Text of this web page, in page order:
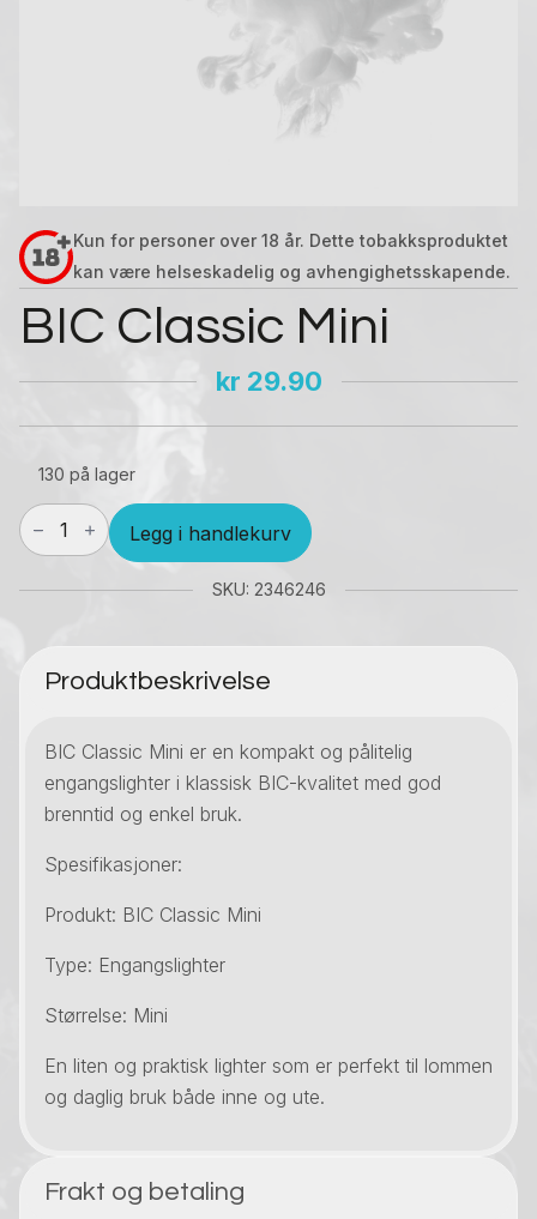
Kun for personer over 18 år. Dette tobakksproduktet
kan være helseskadelig og avhengighetsskapende.
BIC Classic Mini
kr 29.90
130 på lager
Classic
Mini
antall
Legg i handlekurv
SKU: 2346246
Produktbeskrivelse
BIC Classic Mini er en kompakt og pålitelig
engangslighter i klassisk BIC-kvalitet med god
brenntid og enkel bruk.
Spesifikasjoner:
Produkt: BIC Classic Mini
Type: Engangslighter
Størrelse: Mini
En liten og praktisk lighter som er perfekt til lommen
og daglig bruk både inne og ute.
Frakt og betaling